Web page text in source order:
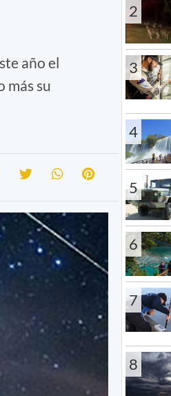
año el
más su
2
3
4
5
6
7
8